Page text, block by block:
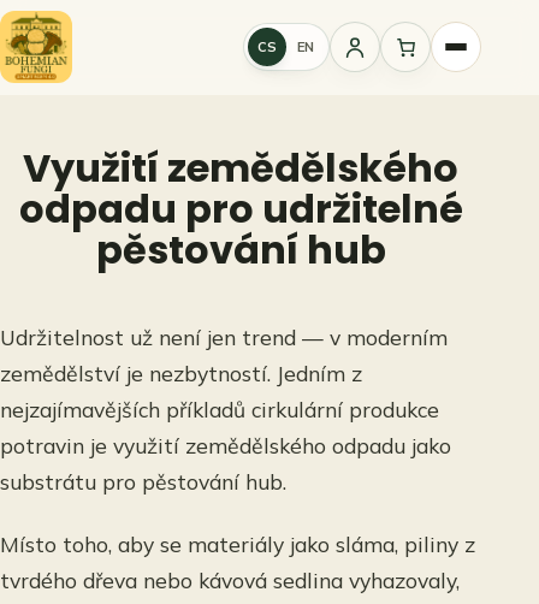
Přeskočit
na
obsah
CS EN
Přihlášení
Využití zemědělského
odpadu pro udržitelné
pěstování hub
Udržitelnost už není jen trend — v moderním
zemědělství je nezbytností. Jedním z
nejzajímavějších příkladů cirkulární produkce
potravin je využití zemědělského odpadu jako
substrátu pro pěstování hub.
Místo toho, aby se materiály jako sláma, piliny z
tvrdého dřeva nebo kávová sedlina vyhazovaly,